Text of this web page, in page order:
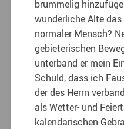
brummelig
wunderliche Alte
normaler Mensch?
gebieterischen
unterband er mein
Schuld, dass ich
der des Herrn
als Wetter- und
kalendarischen